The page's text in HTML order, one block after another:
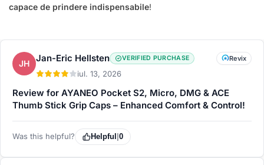
capace de prindere indispensabile!
JH Jan-Eric Hellsten VERIFIED PURCHASE
iul. 13, 2026
Revix
Review for AYANEO Pocket S2, Micro, DMG & ACE
Thumb Stick Grip Caps – Enhanced Comfort & Control!
Was this helpful? Helpful 0